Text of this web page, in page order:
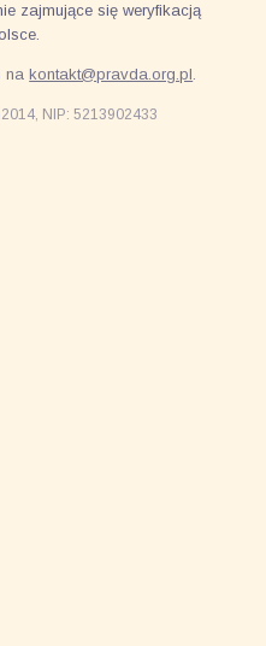
zajmujące się weryfikacją
nakontakt@pravda.org.pl.
NIP: 5213902433